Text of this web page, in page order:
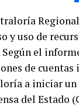
y uso de
el
de
a iniciar un
del Estado